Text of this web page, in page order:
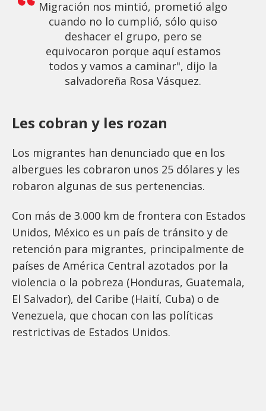
Migración nos mintió, prometió algo
cuando no lo cumplió, sólo quiso
deshacer el grupo, pero se
equivocaron porque aquí estamos
todos y vamos a caminar", dijo la
salvadoreña Rosa Vásquez.
Les cobran y les rozan
Los migrantes han denunciado que en los
albergues les cobraron unos 25 dólares y les
robaron algunas de sus pertenencias.
Con más de 3.000 km de frontera con Estados
Unidos, México es un país de tránsito y de
retención para migrantes, principalmente de
países de América Central azotados por la
violencia o la pobreza (Honduras, Guatemala,
El Salvador), del Caribe (Haití, Cuba) o de
Venezuela, que chocan con las políticas
restrictivas de Estados Unidos.